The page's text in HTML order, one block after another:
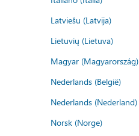
Latviešu (Latvija)
Lietuvių (Lietuva)
Magyar (Magyarország)
Nederlands (België)
Nederlands (Nederland)
Norsk (Norge)